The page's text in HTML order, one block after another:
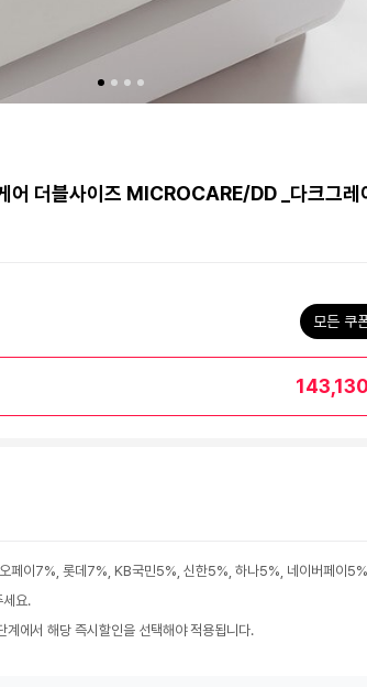
어 더블사이즈 MICROCARE/DD _다크그레
모든 쿠
페이7%, 롯데7%, KB국민5%, 신한5%, 하나5%, 네이버페이5%
세요.
계에서 해당 즉시할인을 선택해야 적용됩니다.